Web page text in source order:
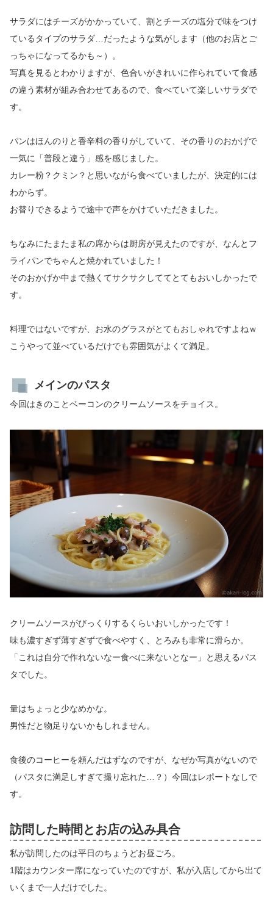
サラダにはチーズがかかっていて、割とチーズの塩分で味をつけ
ているタイプのサラダ…だったような気がします（他のお店とご
っちゃになってるかも～）。
写真を見るとわかりますが、色合いがきれいに作られていて食感
の違う素材が組み合わせてあるので、食べていて楽しいサラダで
す。
パンはほんのりと香辛料の香りがしていて、その香りのおかげで
一気に「普段と違う」感を感じました。
カレー粉？クミン？と思いながら食べていましたが、決定的には
わからず。
お替りできるようで途中で声をかけていただきました。
ちなみにたまたま私の席からは厨房が見えたのですが、なんとフ
ライパンでちゃんと焼かれていました！
そのおかげか中まで熱くてサクサクしててとてもおいしかったで
す。
料理ではないですが、お水のグラスがとてもおしゃれですよねｗ
こうやって並べているだけでも雰囲気がよくて満足。
メインのパスタ
今回はきのことベーコンのクリームソースをチョイス。
クリームソースがびっくりするくらいおいしかったです！
味も濃すぎず薄すぎずで食べやすく、とろみも非常に滑らか。
「これは自分で作れないなー食べに来ないとなー」と思えるパス
タでした。
量はちょっと少なめかな。
男性だと物足りないかもしれません。
食後のコーヒーを頼んだはずなのですが、なぜか写真がないので
（パスタに満足しすぎて撮り忘れた…？）今回はレポートなしで
す。
訪問した時間とお店の込み具合
私が訪問したのは平日のちょうどお昼ごろ。
1階はカウンター席になっていたのですが、私が入店してから出て
いくまで一人だけでした。